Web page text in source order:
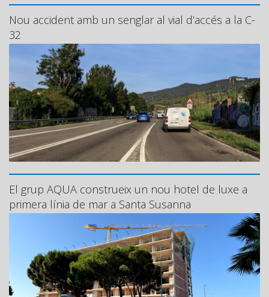
Nou accident amb un senglar al vial d’accés a la C-
32
El grup AQUA construeix un nou hotel de luxe a
primera línia de mar a Santa Susanna